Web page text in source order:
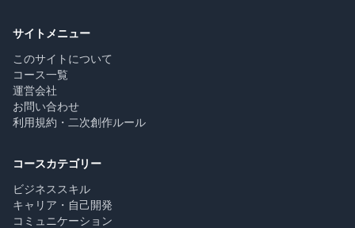
サイトメニュー
このサイトについて
コース一覧
運営会社
お問い合わせ
利用規約・二次創作ルール
コースカテゴリー
ビジネススキル
キャリア・自己開発
コミュニケーション